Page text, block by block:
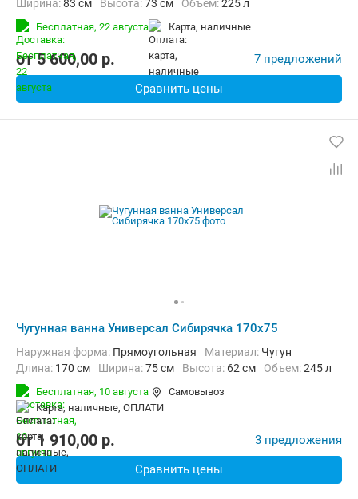
Ширина:83 см Высота:73 см Объем:225 л
Бесплатная, 22 августа карта, наличные
от5 600,00 p. 7 предложений
Сравнить цены
Чугунная ванна Универсал Сибирячка 170x75
Наружная форма: Прямоугольная Материал: Чугун
Длина: 170 см Ширина:75 см Высота: 62 см Объем:245 л
Бесплатная, 10 августа
Самовывоз
карта, наличные, ОПЛАТИ
от1 910,00 p. 3 предложения
Сравнить цены